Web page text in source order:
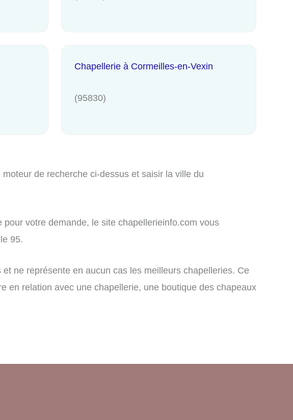
Chapellerie à Cormeilles-en-Vexin
(95830)
de recherche ci-dessus et saisir la ville du
votre demande, le site chapellerieinfo.com vous
95.
ne représente en aucun cas les meilleurs chapelleries. Ce
en relation avec une chapellerie, une boutique des chapeaux